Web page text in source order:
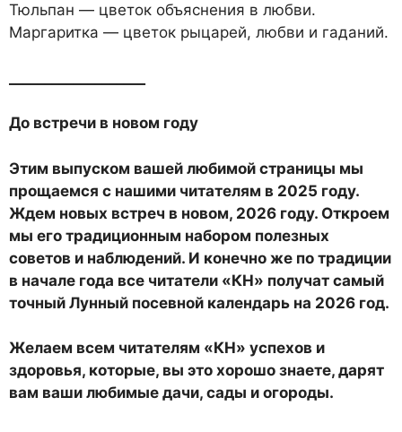
Тюльпан — цветок объяснения в любви.
Маргаритка — цветок рыцарей, любви и гаданий.
До встречи в новом году
Этим выпуском вашей любимой страницы мы
прощаемся с нашими читателям в 2025 году.
Ждем новых встреч в новом, 2026 году. Откроем
мы его традиционным набором полезных
советов и наблюдений. И конечно же по традиции
в начале года все читатели «КН» получат самый
точный Лунный посевной календарь на 2026 год.
Желаем всем читателям «КН» успехов и
здоровья, которые, вы это хорошо знаете, дарят
вам ваши любимые дачи, сады и огороды.